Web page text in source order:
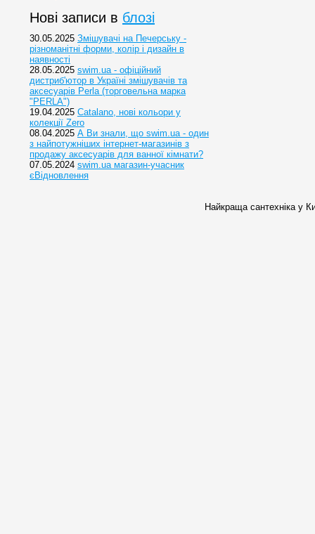
Нові записи в блозі
30.05.2025 Змішувачі на Печерську -
різноманітні форми, колір і дизайн в
наявності
28.05.2025 swim.ua - офіційний
дистриб'ютор в Україні змішувачів та
аксесуарів Perla (торговельна марка
"PERLA")
19.04.2025 Catalano, нові кольори у
колекції Zero
08.04.2025 А Ви знали, що swim.ua - один
з найпотужніших інтернет-магазинів з
продажу аксесуарів для ванної кімнати?
07.05.2024 swim.ua магазин-учасник
єВідновлення
Найкраща сантехніка у